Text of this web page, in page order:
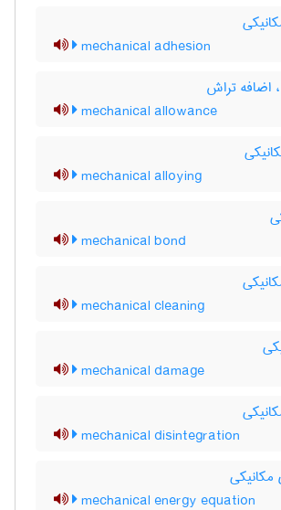
mechanical adhesion
اضافه تراش
mechanical allowance
mechanical alloying
mechanical bond
mechanical cleaning
mechanical damage
mechanical disintegration
مکانیکی
mechanical energy equation